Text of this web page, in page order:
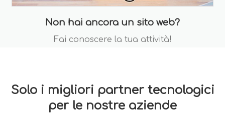
Non hai ancora un sito web?
Fai conoscere la tua attività!
Solo i migliori partner tecnologici
per le nostre aziende